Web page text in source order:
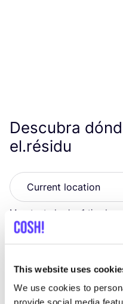
This website uses
We use cookies to
Descubra
el.résidu
Muestra todas las 1 tiendas
Wear For Life